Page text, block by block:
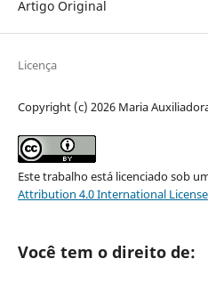
Artigo Original
Licença
Copyright (c) 2026 Maria
Este trabalho está licenciado sob
Attribution 4.0 International License
Você tem o direito de: